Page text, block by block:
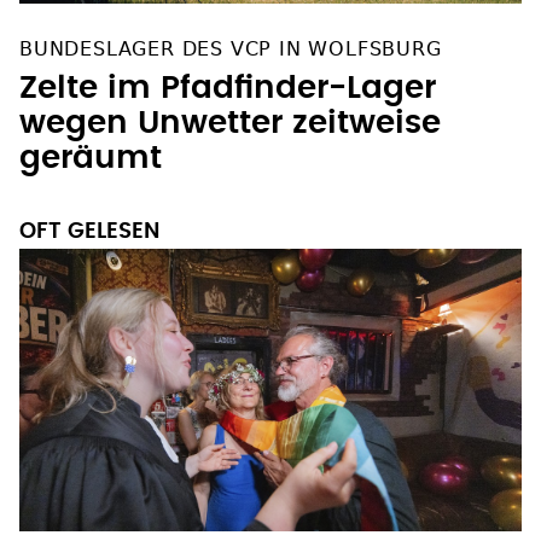
BUNDESLAGER DES VCP IN WOLFSBURG
Zelte im Pfadfinder-Lager
wegen Unwetter zeitweise
geräumt
OFT GELESEN